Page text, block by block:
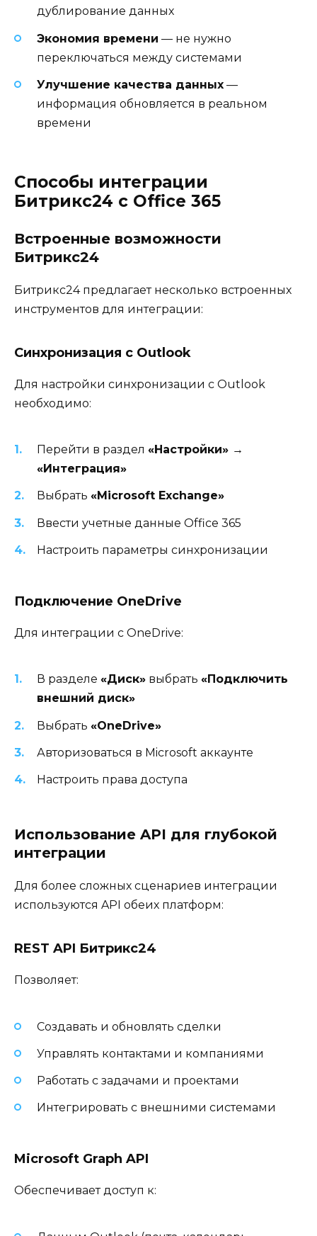
дублирование данных
Экономия времени — не нужно
переключаться между системами
Улучшение качества данных —
информация обновляется в реальном
времени
Способы интеграции
Битрикс24 с Office 365
Встроенные возможности
Битрикс24
Битрикс24 предлагает несколько встроенных
инструментов для интеграции:
Синхронизация с Outlook
Для настройки синхронизации с Outlook
необходимо:
Перейти в раздел «Настройки» →
«Интеграция»
Выбрать «Microsoft Exchange»
Ввести учетные данные Office 365
Настроить параметры синхронизации
Подключение OneDrive
Для интеграции с OneDrive:
В разделе «Диск» выбрать «Подключить
внешний диск»
Выбрать «OneDrive»
Авторизоваться в Microsoft аккаунте
Настроить права доступа
Использование API для глубокой
интеграции
Для более сложных сценариев интеграции
используются API обеих платформ:
REST API Битрикс24
Позволяет:
Создавать и обновлять сделки
Управлять контактами и компаниями
Работать с задачами и проектами
Интегрировать с внешними системами
Microsoft Graph API
Обеспечивает доступ к: